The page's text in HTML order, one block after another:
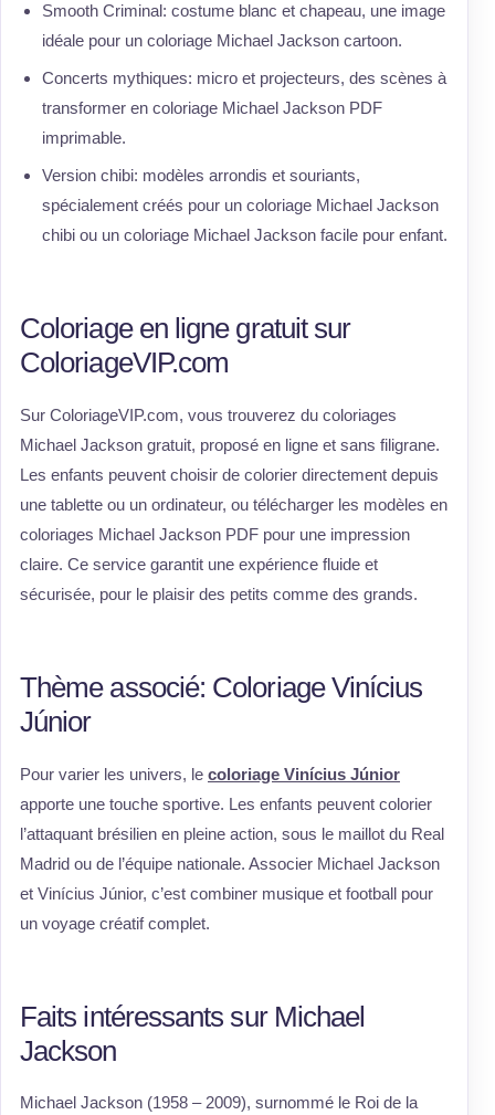
Smooth Criminal: costume blanc et chapeau, une image
idéale pour un coloriage Michael Jackson cartoon.
Concerts mythiques: micro et projecteurs, des scènes à
transformer en coloriage Michael Jackson PDF
imprimable.
Version chibi: modèles arrondis et souriants,
spécialement créés pour un coloriage Michael Jackson
chibi ou un coloriage Michael Jackson facile pour enfant.
Coloriage en ligne gratuit sur
ColoriageVIP.com
Sur ColoriageVIP.com, vous trouverez du coloriages
Michael Jackson gratuit, proposé en ligne et sans filigrane.
Les enfants peuvent choisir de colorier directement depuis
une tablette ou un ordinateur, ou télécharger les modèles en
coloriages Michael Jackson PDF pour une impression
claire. Ce service garantit une expérience fluide et
sécurisée, pour le plaisir des petits comme des grands.
Thème associé: Coloriage Vinícius
Júnior
Pour varier les univers, le coloriage Vinícius Júnior
apporte une touche sportive. Les enfants peuvent colorier
l’attaquant brésilien en pleine action, sous le maillot du Real
Madrid ou de l’équipe nationale. Associer Michael Jackson
et Vinícius Júnior, c’est combiner musique et football pour
un voyage créatif complet.
Faits intéressants sur Michael
Jackson
Michael Jackson (1958 – 2009), surnommé le Roi de la